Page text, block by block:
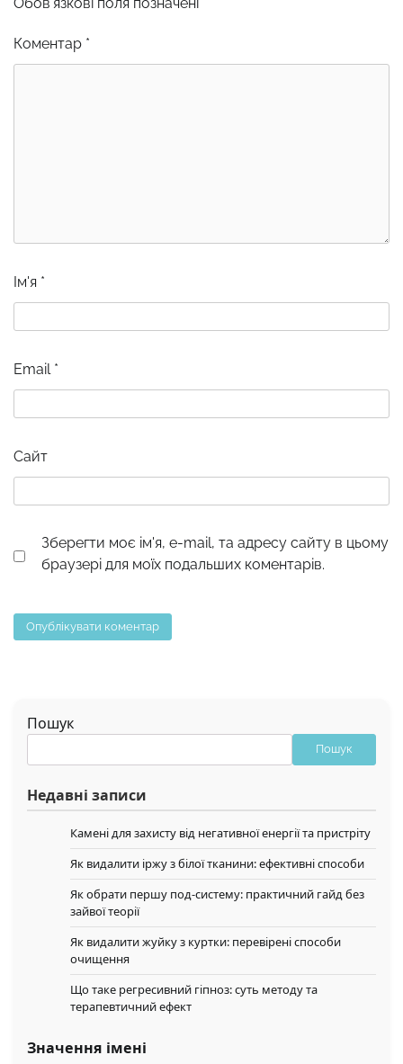
Коментар *
Ім'я *
Email *
Сайт
Зберегти моє ім'я, e-mail, та адресу сайту в цьому
браузері для моїх подальших коментарів.
Пошук
Пошук
Недавні записи
Камені для захисту від негативної енергії та пристріту
Як видалити іржу з білої тканини: ефективні способи
Як обрати першу под-систему: практичний гайд без
зайвої теорії
Як видалити жуйку з куртки: перевірені способи
очищення
Що таке регресивний гіпноз: суть методу та
терапевтичний ефект
Значення імені